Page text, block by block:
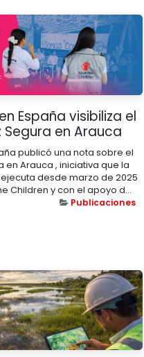
España visibiliza el
en Arauca
publicó una nota sobre el
en Arauca , iniciativa que la
desde marzo de 2025
Children y con el apoyo d...
Publicaciones